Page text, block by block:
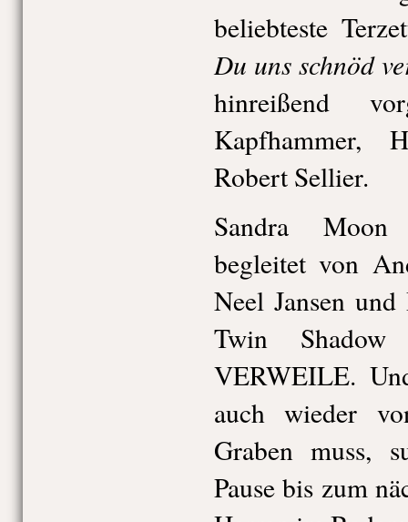
beliebteste
Du uns schnöd
hinreißend
Kapfhammer,
Robert Sellier.
Sandra Moon
begleitet von
Neel Jansen
Twin
VERWEILE.
auch wieder
Graben muss,
Pause bis zum